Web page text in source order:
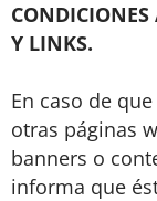
CONDICIONES
Y LINKS.
En caso de
otras páginas
banners o
informa que